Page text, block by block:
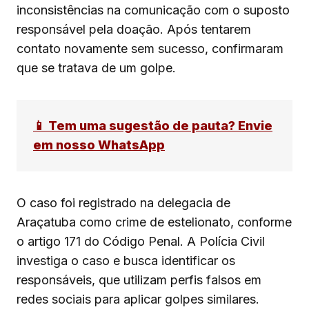
inconsistências na comunicação com o suposto
responsável pela doação. Após tentarem
contato novamente sem sucesso, confirmaram
que se tratava de um golpe.
📱 Tem uma sugestão de pauta? Envie
em nosso WhatsApp
O caso foi registrado na delegacia de
Araçatuba como crime de estelionato, conforme
o artigo 171 do Código Penal. A Polícia Civil
investiga o caso e busca identificar os
responsáveis, que utilizam perfis falsos em
redes sociais para aplicar golpes similares.